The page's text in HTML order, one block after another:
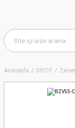
Anasayfa DİYOT